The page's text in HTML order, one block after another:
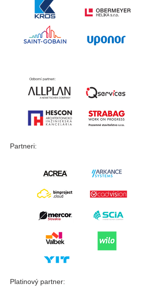
Odborní partneri:
Partneri:
Platinový partner: